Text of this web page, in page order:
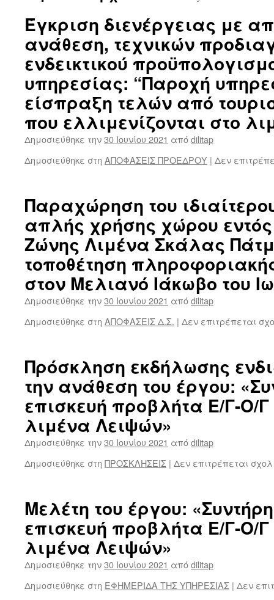
Έγκριση διενέργειας με
ανάθεση, τεχνικών
ενδεικτικού
υπηρεσίας: “Παροχή
είσπραξη τελών από
που ελλιμενίζονται στο
Δημοσιεύθηκε την30 Ιουνίου 2021 απόdilitap
Δημοσιεύθηκε στη ΑΠΟΦΑΣΕΙΣ ΠΡΟΕΔΡΟΥ | Δεν
Παραχώρηση του
απλής χρήσης χώρου
Ζώνης Λιμένα Σκάλας
τοποθέτηση
στον Μελιανό Ιάκωβο του
Δημοσιεύθηκε την30 Ιουνίου 2021 απόdilitap
Δημοσιεύθηκε στη ΑΠΟΦΑΣΕΙΣ Δ.Σ. | Δεν επιτρέπεται
Πρόσκληση εκδήλωσης
την ανάθεση του έργου:
επισκευή προβλήτα Ε/Γ-Ο/
λιμένα Λειψών»
Δημοσιεύθηκε την30 Ιουνίου 2021 απόdilitap
Δημοσιεύθηκε στη ΠΡΟΣΚΛΗΣΕΙΣ | Δεν επιτρέπεται
Μελέτη του έργου:
επισκευή προβλήτα Ε/Γ-Ο/
λιμένα Λειψών»
Δημοσιεύθηκε την30 Ιουνίου 2021 απόdilitap
Δημοσιεύθηκε στη ΕΦΗΜΕΡΙΔΑ ΤΗΣ ΥΠΗΡΕΣΙΑΣ | Δεν